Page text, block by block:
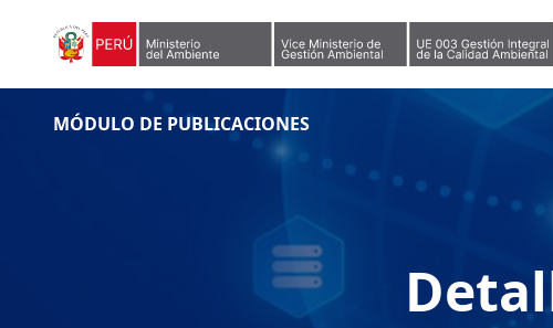
MÓDULO DE PUBLICACIONES